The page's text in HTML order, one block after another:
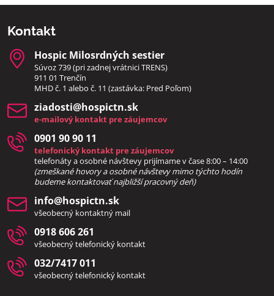
Kontakt
Hospic Milosrdných sestier
Súvoz 739 (pri zadnej vrátnici TRENS)
911 01 Trenčín
MHD č. 1 alebo č. 11 (zastávka: Pred Poľom)
ziadosti​@hospictn​.sk
e-mailový kontakt pre záujemcov
0901 90 90 11
telefonický kontakt pre záujemcov
telefonáty a osobné návštevy prijímame v čase 8:00 – 14:00
(zmeškané hovory a osobné návštevy mimo týchto hodín
budeme kontaktovať najbližší pracovný deň)
info​@hospictn​.sk
všeobecný kontaktný mail
0918 606 261
všeobecný telefonický kontakt
032/7417 011
všeobecný telefonický kontakt